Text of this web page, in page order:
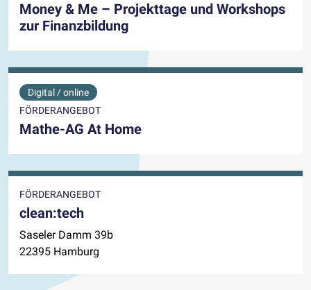
Money & Me – Projekttage und Workshops
zur Finanzbildung
Digital / online
FÖRDERANGEBOT
Mathe-AG At Home
FÖRDERANGEBOT
clean:tech
Saseler Damm 39b
22395 Hamburg